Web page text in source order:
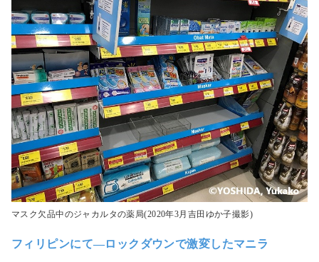
マスク欠品中のジャカルタの薬局(2020年3月吉田ゆか子撮影)
フィリピンにて―ロックダウンで激変したマニラ